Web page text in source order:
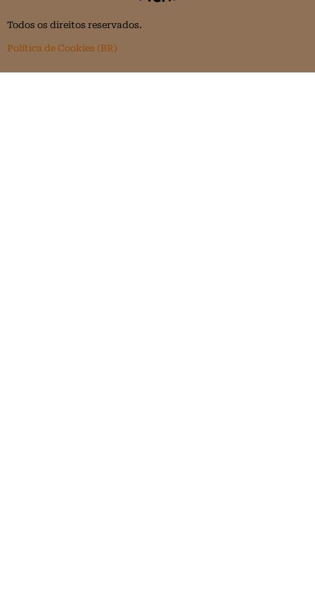
Todos os direitos reservados.
Política de Cookies (BR)